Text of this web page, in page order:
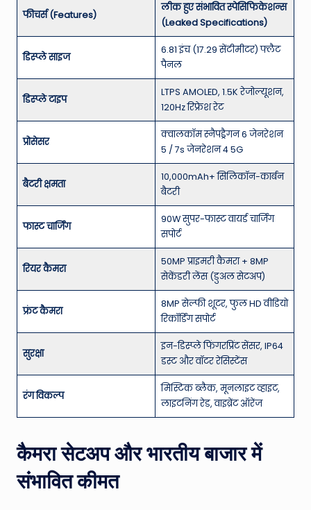
फीचर्स (Features)
लीक हुए संभावित स्पेसिफिकेशन्स
(Leaked Specifications)
डिस्प्ले साइज
6.81 इंच (17.29 सेंटीमीटर) फ्लैट
पैनल
डिस्प्ले टाइप
LTPS AMOLED, 1.5K रेजोल्यूशन,
120Hz रिफ्रेश रेट
प्रोसेसर
क्वालकॉम स्नैपड्रैगन 6 जेनरेशन
5 / 7s जेनरेशन 4 5G
बैटरी क्षमता
10,000mAh+ सिलिकॉन-कार्बन
बैटरी
फास्ट चार्जिंग
90W सुपर-फास्ट वायर्ड चार्जिंग
सपोर्ट
रियर कैमरा
50MP प्राइमरी कैमरा + 8MP
सेकेंडरी लेंस (डुअल सेटअप)
फ्रंट कैमरा
8MP सेल्फी शूटर, फुल HD वीडियो
रिकॉर्डिंग सपोर्ट
सुरक्षा
इन-डिस्प्ले फिंगरप्रिंट सेंसर, IP64
डस्ट और वॉटर रेसिस्टेंस
रंग विकल्प
मिस्टिक ब्लैक, मूनलाइट व्हाइट,
लाइटनिंग रेड, वाइब्रेंट ऑरेंज
कैमरा सेटअप और भारतीय बाजार में
संभावित कीमत